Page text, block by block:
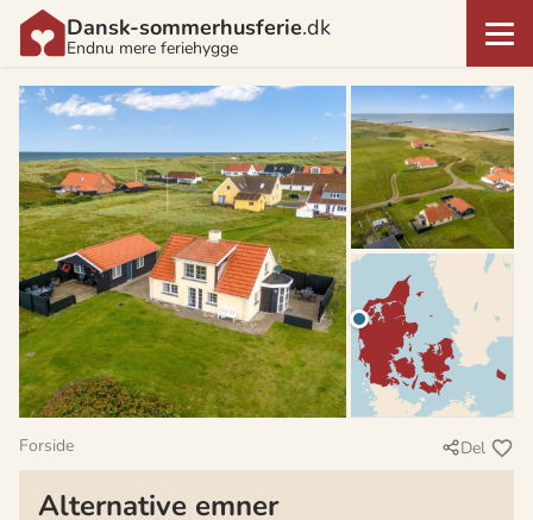
Dansk-sommerhusferie.dk
Endnu mere feriehygge
Forside Del
Alternative emner